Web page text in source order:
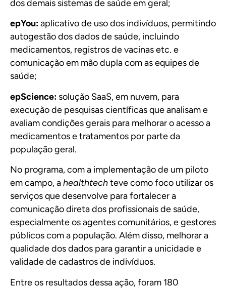
dos demais sistemas de saúde em geral;
epYou:aplicativo de uso dos indivíduos, permitindo
autogestão dos dados de saúde, incluindo
medicamentos, registros de vacinas etc. e
comunicação em mão dupla com as equipes de
saúde;
epScience: solução SaaS, em nuvem, para
execução de pesquisas científicas que analisam e
avaliam condições gerais para melhorar o acesso a
medicamentos e tratamentos por parte da
população geral.
No programa, com a implementação de um piloto
em campo, ahealthtechteve como foco utilizar os
serviços que desenvolve para fortalecer a
comunicação direta dos profissionais de saúde,
especialmente os agentes comunitários, e gestores
públicos com a população. Além disso, melhorar a
qualidade dos dados para garantir a unicidade e
validade de cadastros de indivíduos.
Entre os resultados dessa ação, foram 180